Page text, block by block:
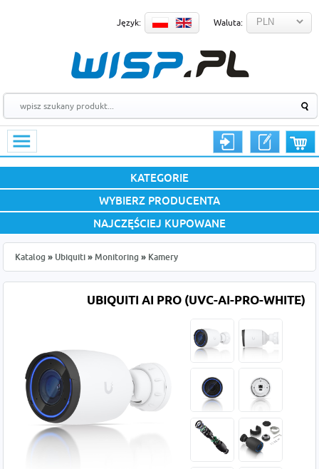
Język: Waluta:
KATEGORIE
WYBIERZ PRODUCENTA
NAJCZĘŚCIEJ KUPOWANE
Katalog » Ubiquiti » Monitoring » Kamery
UBIQUITI AI PRO (UVC-AI-PRO-WHITE)